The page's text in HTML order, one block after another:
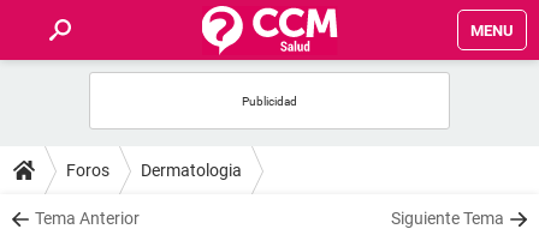
MENU
FORUMS
SALUD
Foros Dermatologia
Tema Anterior Siguiente Tema